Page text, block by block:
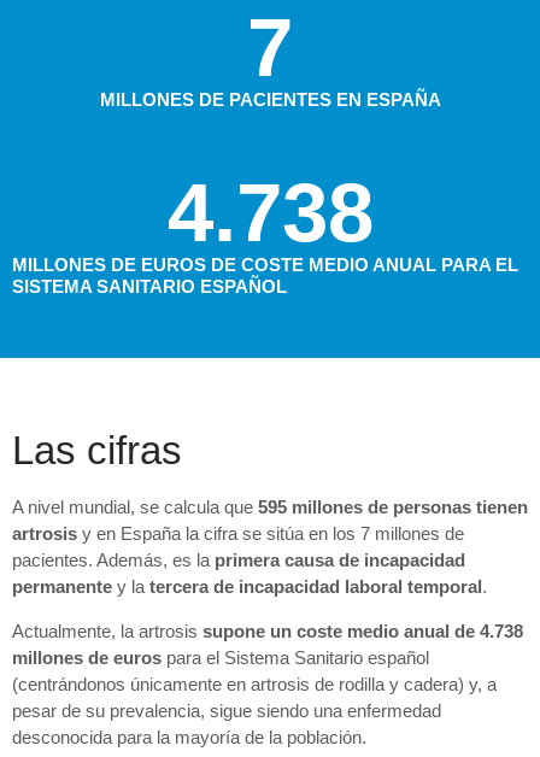
MILLONES DE PACIENTES EN ESPAÑA
7
MILLONES DE EUROS DE COSTE MEDIO ANUAL PARA EL
SISTEMA SANITARIO ESPAÑOL
4.738
Las cifras
A nivel mundial, se calcula que 595 millones de personas tienen
artrosis y en España la cifra se sitúa en los 7 millones de
pacientes. Además, es la primera causa de incapacidad
permanente y la tercera de incapacidad laboral temporal.
Actualmente, la artrosis supone un coste medio anual de 4.738
millones de euros para el Sistema Sanitario español
(centrándonos únicamente en artrosis de rodilla y cadera) y, a
pesar de su prevalencia, sigue siendo una enfermedad
desconocida para la mayoría de la población.